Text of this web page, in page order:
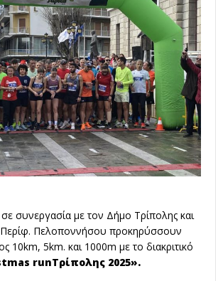
συνεργασία με τον Δήμο Τρίπολης και
Πελοποννήσου προκηρύσσουν
10km, 5km. και 1000m με το διακριτικό
runΤρίπολης 2025».